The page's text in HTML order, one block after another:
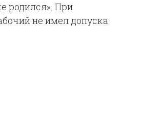
родился». При
не имел допуска